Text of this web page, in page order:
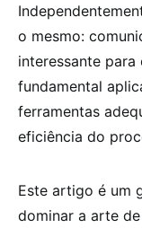
o mesmo:
interessante
fundamental
ferramentas
eficiência do
Este artigo é um
dominar a arte